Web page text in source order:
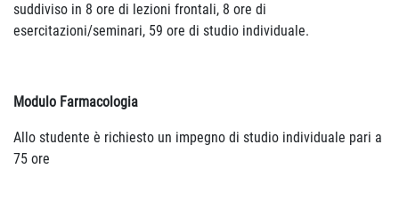
suddiviso in 8 ore di lezioni frontali, 8 ore di
esercitazioni/seminari, 59 ore di studio individuale.
Modulo Farmacologia
Allo studente è richiesto un impegno di studio individuale pari a
75 ore